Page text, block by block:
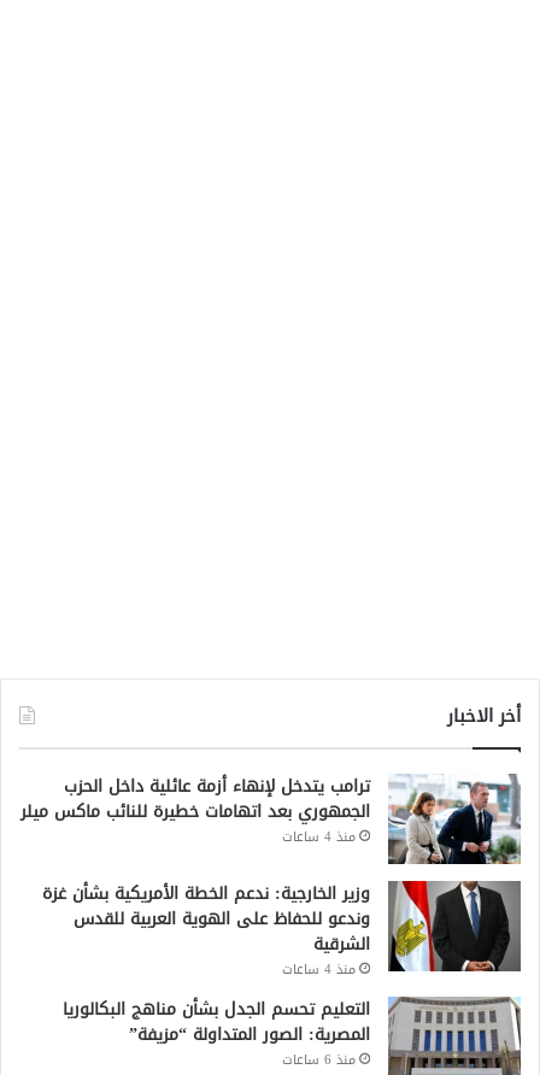
أخر الاخبار
ترامب يتدخل لإنهاء أزمة عائلية داخل الحزب
الجمهوري بعد اتهامات خطيرة للنائب ماكس ميلر
منذ 4 ساعات
وزير الخارجية: ندعم الخطة الأمريكية بشأن غزة
وندعو للحفاظ على الهوية العربية للقدس
الشرقية
منذ 4 ساعات
التعليم تحسم الجدل بشأن مناهج البكالوريا
المصرية: الصور المتداولة “مزيفة”
منذ 6 ساعات